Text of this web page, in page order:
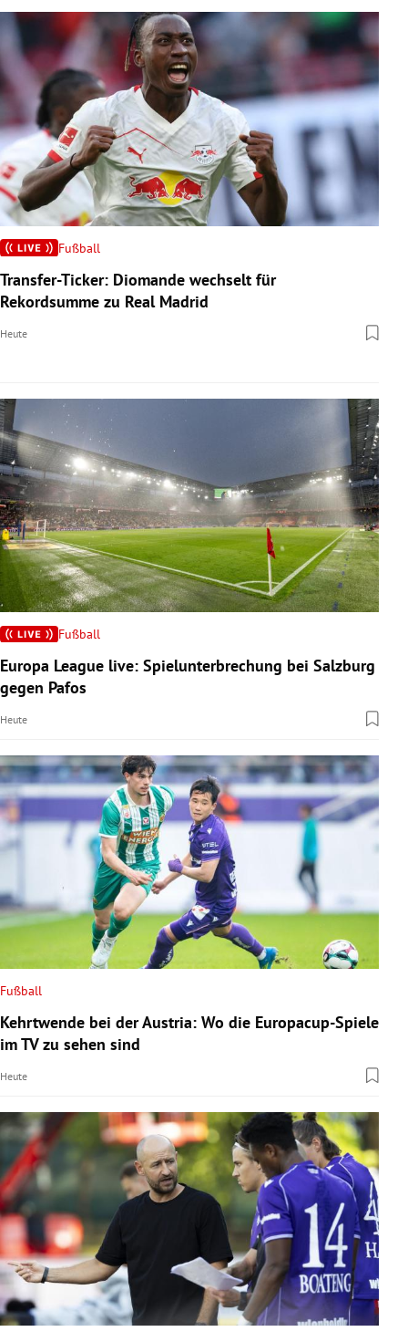
Fußball
Transfer-Ticker: Diomande wechselt für
Rekordsumme zu Real Madrid
Heute
Fußball
Europa League live: Spielunterbrechung bei Salzburg
gegen Pafos
Heute
Fußball
Kehrtwende bei der Austria: Wo die Europacup-Spiele
im TV zu sehen sind
Heute